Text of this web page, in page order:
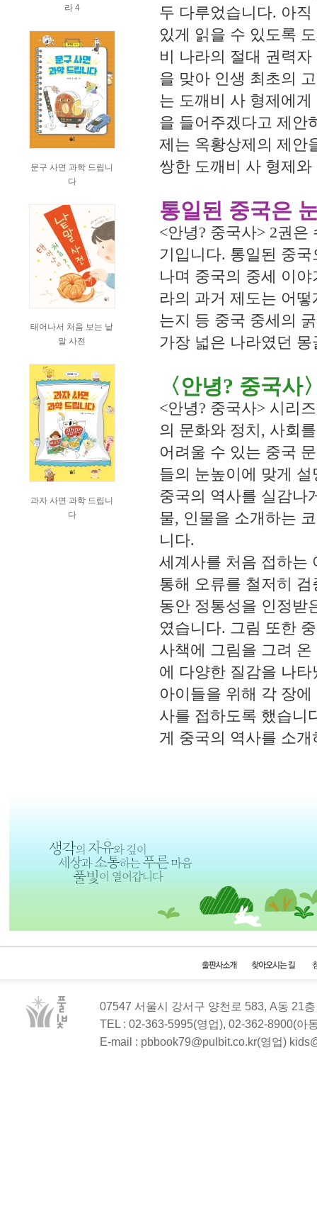
라 4
문구 사면 과학 드립니
다
태어나서 처음 보는 낱
말 사전
과자 사면 과학 드립니
다
두 다루었습니다. 아
있게 읽을 수 있도록
비 나라의 절대 권력
을 맞아 인생 최초의
는 도깨비 사 형제에
을 들어주겠다고 제안
제는 옥황상제의 제안
쌍한 도깨비 사 형제
통일된 중국은
<안녕? 중국사> 2권
기입니다. 통일된 중
나며 중국의 중세 이
라의 과거 제도는 어
는지 등 중국 중세의
가장 넓은 나라였던
〈안녕? 중국사
<안녕? 중국사> 시리
의 문화와 정치, 사회
어려울 수 있는 중국
들의 눈높이에 맞게
중국의 역사를 실감나
물, 인물을 소개하는
니다.
세계사를 처음 접하는
통해 오류를 철저히
동안 정통성을 인정받
였습니다. 그림 또한
사책에 그림을 그려
에 다양한 질감을 나
아이들을 위해 각 장
사를 접하도록 했습니
게 중국의 역사를 소
07547 서울시 강서구 양천로 583, A동 21
TEL : 02-363-5995(영업), 02-362-8900(아
E-mail : pbbook79@pulbit.co.kr(영업)